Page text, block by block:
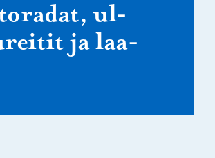
ul­
ja laa­